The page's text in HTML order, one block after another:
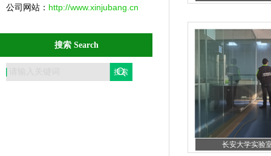
公司网站： http://www.xinjubang.cn
搜索 Search
长安大学实验